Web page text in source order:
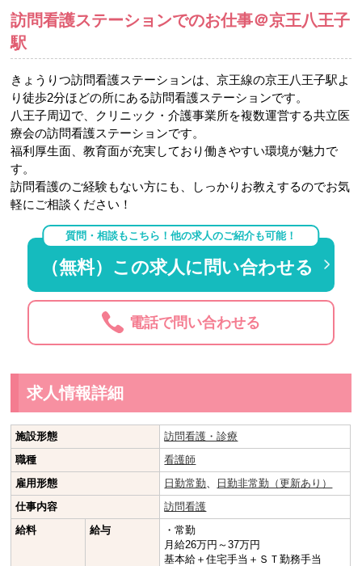
訪問看護ステーションでのお仕事＠京王八王子
駅
きょうりつ訪問看護ステーションは、京王線の京王八王子駅よ
り徒歩2分ほどの所にある訪問看護ステーションです。
八王子周辺で、クリニック・介護事業所を複数運営する共立医
療会の訪問看護ステーションです。
福利厚生面、教育面が充実しており働きやすい環境が魅力で
す。
訪問看護のご経験もない方にも、しっかりお教えするのでお気
軽にご相談ください！
質問・相談もこちら！他の求人のご紹介も可能！
（無料）この求人に問い合わせる
電話で問い合わせる
求人情報詳細
施設形態
訪問看護・診療
職種
看護師
雇用形態
日勤常勤
日勤非常勤（更新あり）
仕事内容
訪問看護
給料
給与
・常勤
月給26万円～37万円
基本給＋住宅手当＋ＳＴ勤務手当